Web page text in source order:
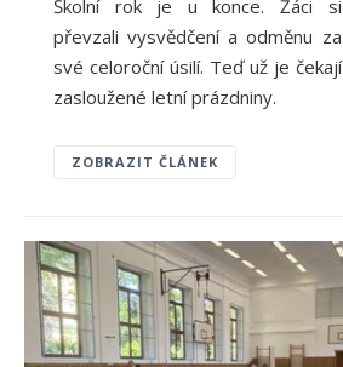
Školní rok je u konce. Žáci si
převzali vysvědčení a odměnu za
své celoroční úsilí. Teď už je čekají
zasloužené letní prázdniny.
ZOBRAZIT ČLÁNEK